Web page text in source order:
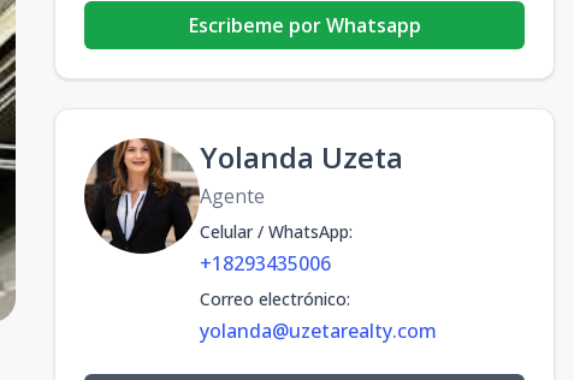
Escribeme por Whatsapp
Yolanda Uzeta
Agente
Celular / WhatsApp:
+18293435006
Correo electrónico:
yolanda@uzetarealty.com